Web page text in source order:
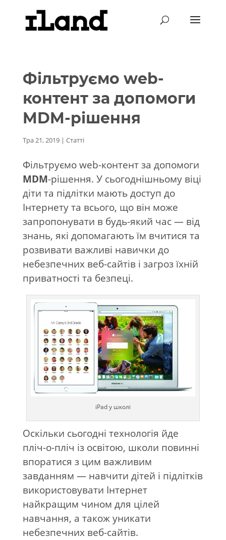
Фільтруємо web-
контент за допомоги
MDM-рішення
Тра 21, 2019| Статті
Фільтруємо web-контент за допомоги
MDM-рішення. У сьогоднішньому віці
діти та підлітки мають доступ до
Інтернету та всього, що він може
запропонувати в будь-який час — від
знань, які допомагають їм вчитися та
розвивати важливі навички до
небезпечних веб-сайтів і загроз їхній
приватності та безпеці.
iPad у школі
Оскільки сьогодні технологія йде
пліч-о-пліч із освітою, школи повинні
впоратися з цим важливим
завданням — навчити дітей і підлітків
використовувати Інтернет
найкращим чином для цілей
навчання, а також уникати
небезпечних веб-сайтів.